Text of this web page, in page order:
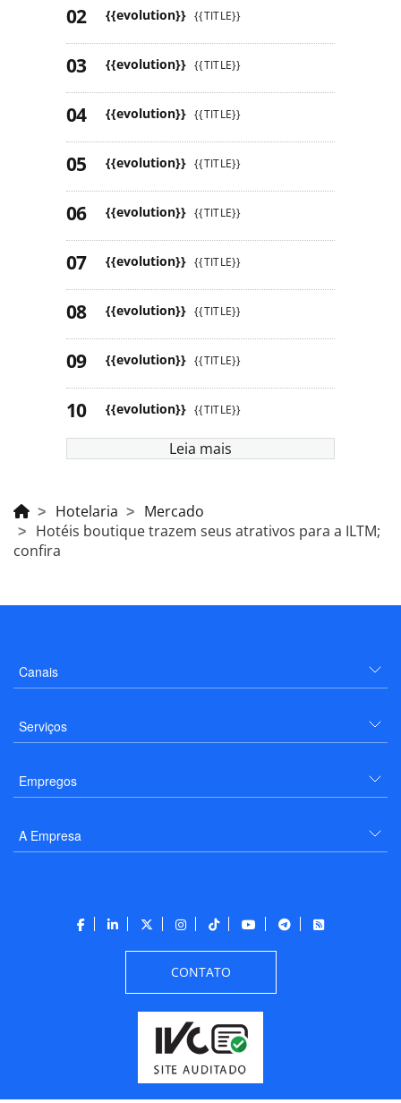
{{evolution}} {{TITLE}}
{{evolution}} {{TITLE}}
{{evolution}} {{TITLE}}
{{evolution}} {{TITLE}}
{{evolution}} {{TITLE}}
{{evolution}} {{TITLE}}
{{evolution}} {{TITLE}}
{{evolution}} {{TITLE}}
{{evolution}} {{TITLE}}
Leia mais
Hotelaria
Mercado
Hotéis boutique trazem seus atrativos para a ILTM;
confira
Canais
Serviços
Empregos
A Empresa
CONTATO